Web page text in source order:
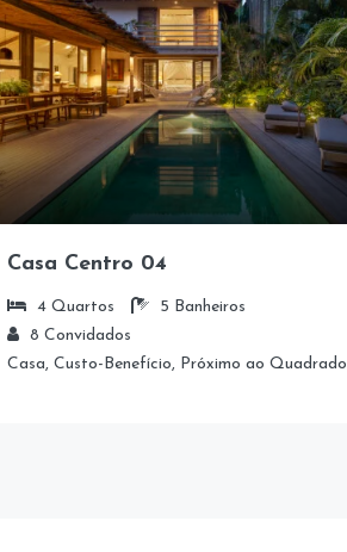
Casa Centro 04
4 Quartos 5 Banheiros
8 Convidados
Casa, Custo-Benefício, Próximo ao Quadrado